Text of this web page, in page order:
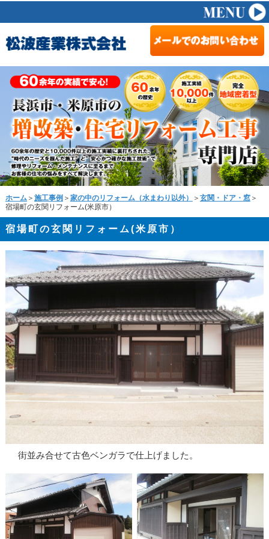
ホーム ＞ 施工事例 ＞ 家の中のリフォーム（水まわり以外） ＞ 玄関・ドア・窓＞
宿場町の玄関リフォーム(米原市）
宿場町の玄関リフォーム(米原市）
街並み合せて古色ベンガラで仕上げました。